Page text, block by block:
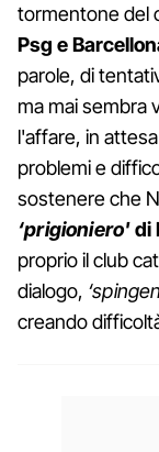
tormentone del
Psg e
parole, di
ma mai sembra
l'affare, in
problemi e
sostenere che
‘prigioniero'di
proprio il club
dialogo,
creando